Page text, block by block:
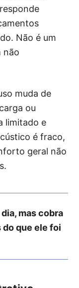
Não é um
não
muda de
ou
limitado e
é fraco,
geral não
mas cobra
que ele foi